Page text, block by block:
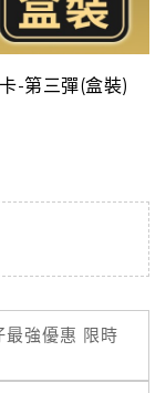
-第三彈(盒裝)
強優惠 限時